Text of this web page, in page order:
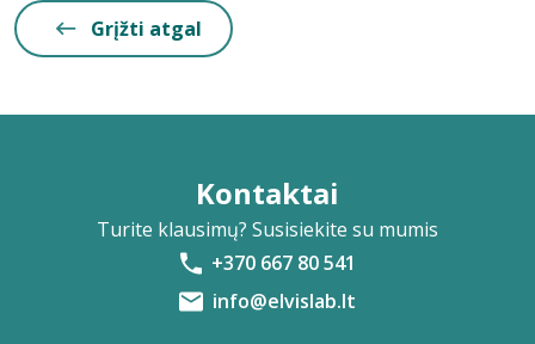
Grįžti atgal
Kontaktai
Turite klausimų? Susisiekite su mumis
+370 667 80 541
info@elvislab.lt